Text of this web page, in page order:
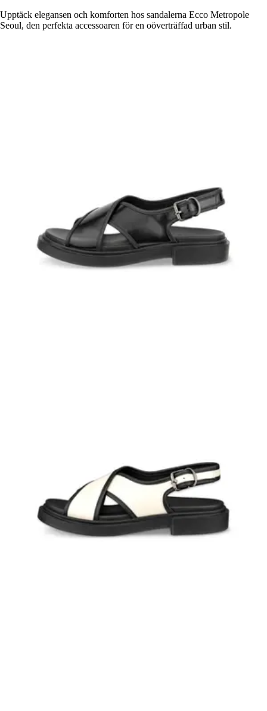
Upptäck elegansen och komforten hos sandalerna Ecco Metropole
Seoul, den perfekta accessoaren för en oöverträffad urban stil.